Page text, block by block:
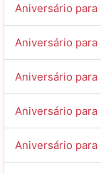
Aniversário para
Aniversário para
Aniversário para
Aniversário para
Aniversário para